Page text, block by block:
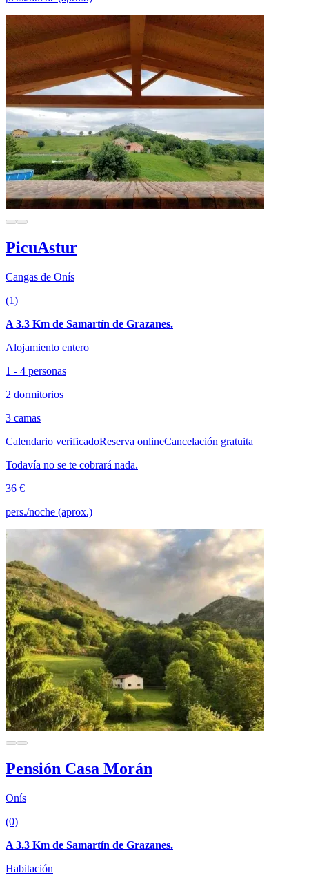
PicuAstur
Cangas de Onís
(1)
A 3.3 Km de Samartín de Grazanes.
Alojamiento entero
1 - 4 personas
2 dormitorios
3 camas
Calendario verificadoReserva onlineCancelación gratuita
Todavía no se te cobrará nada.
36 €
pers./noche (aprox.)
Pensión Casa Morán
Onís
(0)
A 3.3 Km de Samartín de Grazanes.
Habitación